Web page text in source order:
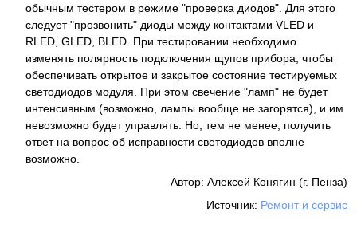
обычным тестером в режиме "проверка диодов". Для этого
следует "прозвонить" диоды между контактами VLED и
RLED, GLED, BLED. При тестировании необходимо
изменять полярность подключения щупов прибора, чтобы
обеспечивать открытое и закрытое состояние тестируемых
светодиодов модуля. При этом свечение "ламп" не будет
интенсивным (возможно, лампы вообще не загорятся), и им
невозможно будет управлять. Но, тем не менее, получить
ответ на вопрос об исправности светодиодов вполне
возможно.
Автор: Алексей Конягин (г. Пенза)
Источник: Ремонт и сервис